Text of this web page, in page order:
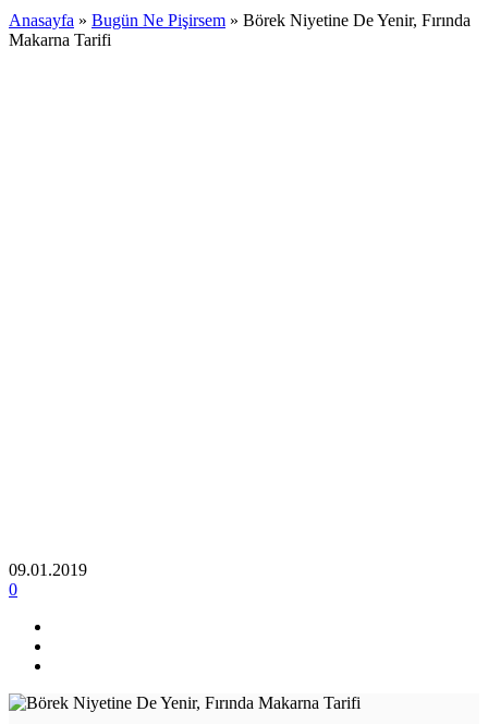
Anasayfa » Bugün Ne Pişirsem » Börek Niyetine De Yenir, Fırında
Makarna Tarifi
09.01.2019
0